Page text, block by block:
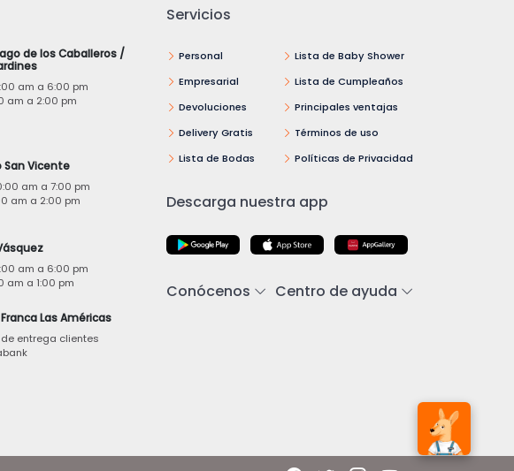
de los Caballeros /
am a 6:00 pm
am a 2:00 pm
San Vicente
am a 7:00 pm
am a 2:00 pm
am a 6:00 pm
am a 1:00 pm
Las Américas
de entrega clientes
Servicios
Personal
Empresarial
Devoluciones
Delivery Gratis
Lista de Bodas
Lista de Baby Shower
Lista de Cumpleaños
Principales ventajas
Términos de uso
Políticas de Privacidad
Descarga nuestra app
Conócenos Centro de ayuda